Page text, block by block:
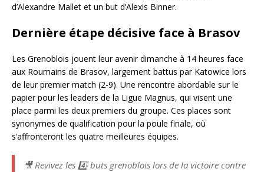
d’Alexandre Mallet et un but d’Alexis Binner.
Dernière étape décisive face à Brasov
Les Grenoblois jouent leur avenir dimanche à 14 heures face
aux Roumains de Brasov, largement battus par Katowice lors
de leur premier match (2-9). Une rencontre abordable sur le
papier pour les leaders de la Ligue Magnus, qui visent une
place parmi les deux premiers du groupe. Ces places sont
synonymes de qualification pour la poule finale, où
s’affronteront les quatre meilleures équipes.
🎥 Revivez les 4️⃣ buts grenoblois lors de la victoire contre